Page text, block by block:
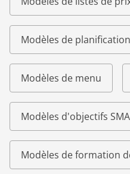
Modèles de
Modèles de menu
Modèles d'objectifs
Modèles de formation